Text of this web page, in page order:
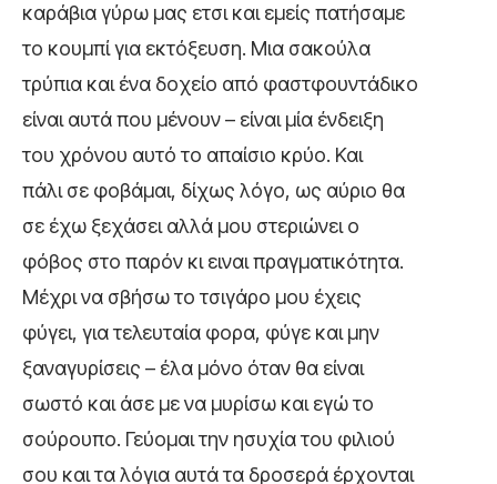
καράβια γύρω μας ετσι και εμείς πατήσαμε
το κουμπί για εκτόξευση. Μια σακούλα
τρύπια και ένα δοχείο από φαστφουντάδικο
είναι αυτά που μένουν – είναι μία ένδειξη
του χρόνου αυτό το απαίσιο κρύο. Και
πάλι σε φοβάμαι, δίχως λόγο, ως αύριο θα
σε έχω ξεχάσει αλλά μου στεριώνει ο
φόβος στο παρόν κι ειναι πραγματικότητα.
Μέχρι να σβήσω το τσιγάρο μου έχεις
φύγει, για τελευταία φορα, φύγε και μην
ξαναγυρίσεις – έλα μόνο όταν θα είναι
σωστό και άσε με να μυρίσω και εγώ το
σούρουπο. Γεύομαι την ησυχία του φιλιού
σου και τα λόγια αυτά τα δροσερά έρχονται